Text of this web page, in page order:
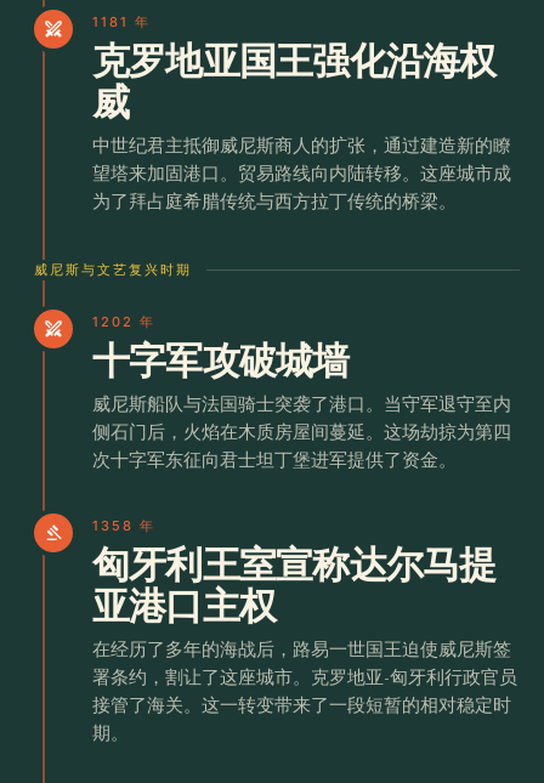
swords 1181 年
克罗地亚国王强化沿海权
威
中世纪君主抵御威尼斯商人的扩张，通过建造新的瞭
望塔来加固港口。贸易路线向内陆转移。这座城市成
为了拜占庭希腊传统与西方拉丁传统的桥梁。
威尼斯与文艺复兴时期
swords 1202 年
十字军攻破城墙
威尼斯船队与法国骑士突袭了港口。当守军退守至内
侧石门后，火焰在木质房屋间蔓延。这场劫掠为第四
次十字军东征向君士坦丁堡进军提供了资金。
gavel 1358 年
匈牙利王室宣称达尔马提
亚港口主权
在经历了多年的海战后，路易一世国王迫使威尼斯签
署条约，割让了这座城市。克罗地亚-匈牙利行政官员
接管了海关。这一转变带来了一段短暂的相对稳定时
期。